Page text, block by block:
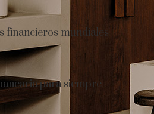
financieros mundiales
para siempre